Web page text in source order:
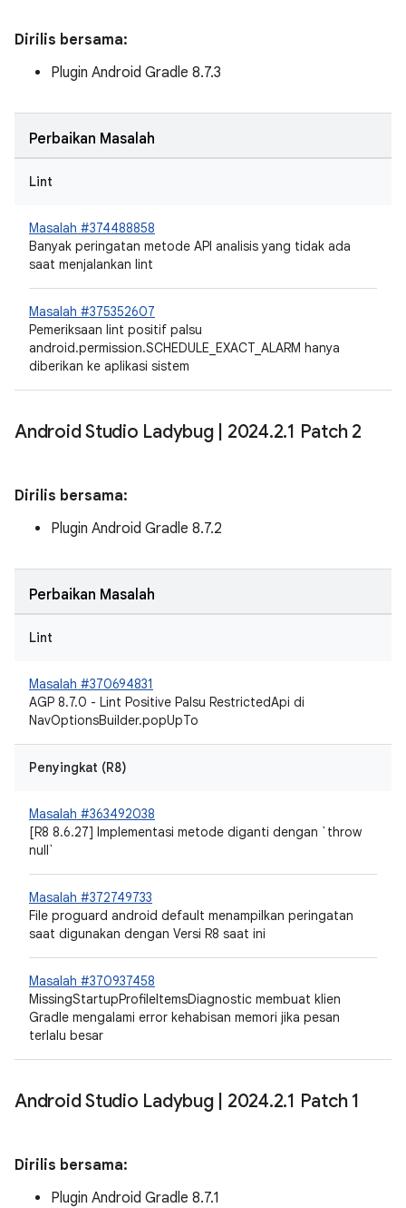
Dirilis bersama:
Plugin Android Gradle 8.7.3
Perbaikan Masalah
Lint
Masalah #374488858
Banyak peringatan metode API analisis yang tidak ada
saat menjalankan lint
Masalah #375352607
Pemeriksaan lint positif palsu
android.permission.SCHEDULE_EXACT_ALARM hanya
diberikan ke aplikasi sistem
Android Studio Ladybug 2024.2.1 Patch 2
Dirilis bersama:
Plugin Android Gradle 8.7.2
Perbaikan Masalah
Lint
Masalah #370694831
AGP 8.7.0 - Lint Positive Palsu RestrictedApi di
NavOptionsBuilder.popUpTo
Penyingkat (R8)
Masalah #363492038
[R8 8.6.27] Implementasi metode diganti dengan `throw
null`
Masalah #372749733
File proguard android default menampilkan peringatan
saat digunakan dengan Versi R8 saat ini
Masalah #370937458
MissingStartupProfileItemsDiagnostic membuat klien
Gradle mengalami error kehabisan memori jika pesan
terlalu besar
Android Studio Ladybug 2024.2.1 Patch 1
Dirilis bersama:
Plugin Android Gradle 8.7.1